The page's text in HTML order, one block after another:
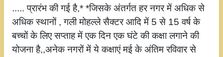
..... प्रारंभ की गई है,* *जिसके अंतर्गत हर नगर में अधिक से
अधिक स्थानों , गली मोहल्ले सैक्टर आदि में 5 से 15 वर्ष के
बच्चों के लिए सप्ताह में एक दिन एक घंटे की कक्षा लगाने की
योजना है,,अनेक नगरों में ये कक्षाएं मई के अंतिम रविवार से